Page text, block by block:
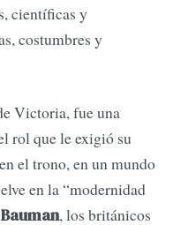
científicas y
costumbres y
Victoria, fue una
rol que le exigió su
el trono, en un mundo
en la “modernidad
, los británicos